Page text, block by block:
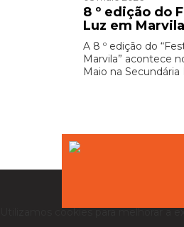
8 º edição do
Luz em Marvila
A 8 º edição do
Marvila” acontece
Maio na Secundária
Utilizamos cookies para melhorar a